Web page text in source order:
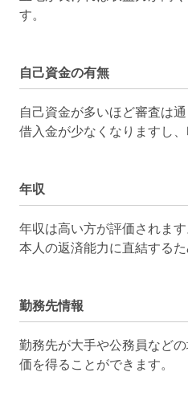
す。
自己資金の有無
自己資金が多いほど審査は通
借入金が少なくなりますし
年収
年収は高い方が評価されます
本人の返済能力に直結する
勤務先情報
勤務先が大手や公務員など
価を得ることができます。